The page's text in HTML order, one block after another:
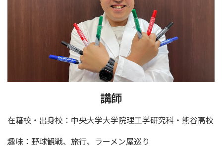
講師
在籍校・出身校：中央大学大学院理工学研究科・熊谷高校
趣味：野球観戦、旅行、ラーメン屋巡り